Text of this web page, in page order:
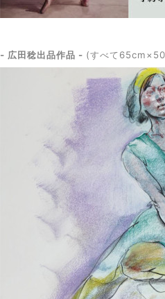
- 広田稔出品作品 - (すべて